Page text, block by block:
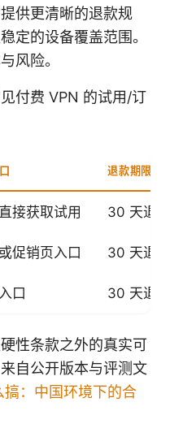
供更清晰的退款规
定的设备覆盖范围。
风险。
付费 VPN 的试用/订
退款期限
接获取试用 30 天退款
促销页入口 30 天退款
口 30 天退款
性条款之外的真实可
自公开版本与评测文
搞：中国环境下的合